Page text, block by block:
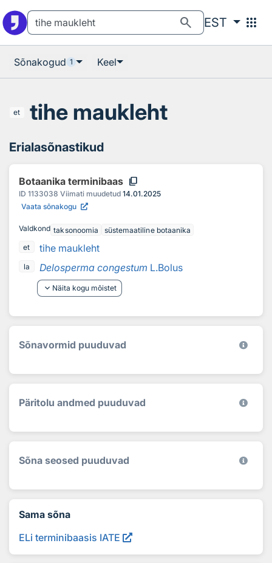
search EST apps
Sõnakogud 1 Keel
et tihe maukleht
Erialasõnastikud
Botaanika terminibaas content_copy
ID 1133038 Viimati muudetud 14.01.2025
Vaata sõnakogu
Valdkond taksonoomia
süstemaatiline botaanika
et
tihe maukleht
la Delosperma congestum L.Bolus
keyboard_arrow_down Näita kogu mõistet
Sõnavormid puuduvad
Päritolu andmed puuduvad
Sõna seosed puuduvad
Sama sõna
ELi terminibaasis IATE